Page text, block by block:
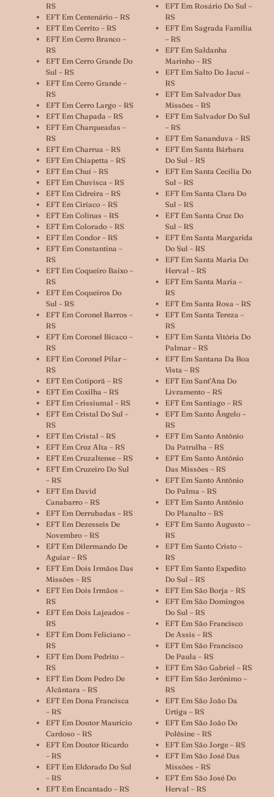
RS
EFT Em Centenário – RS
EFT Em Cerrito – RS
EFT Em Cerro Branco –
RS
EFT Em Cerro Grande Do
Sul – RS
EFT Em Cerro Grande –
RS
EFT Em Cerro Largo – RS
EFT Em Chapada – RS
EFT Em Charqueadas –
RS
EFT Em Charrua – RS
EFT Em Chiapetta – RS
EFT Em Chuí – RS
EFT Em Chuvisca – RS
EFT Em Cidreira – RS
EFT Em Ciríaco – RS
EFT Em Colinas – RS
EFT Em Colorado – RS
EFT Em Condor – RS
EFT Em Constantina –
RS
EFT Em Coqueiro Baixo –
RS
EFT Em Coqueiros Do
Sul – RS
EFT Em Coronel Barros –
RS
EFT Em Coronel Bicaco –
RS
EFT Em Coronel Pilar –
RS
EFT Em Cotiporã – RS
EFT Em Coxilha – RS
EFT Em Crissiumal – RS
EFT Em Cristal Do Sul –
RS
EFT Em Cristal – RS
EFT Em Cruz Alta – RS
EFT Em Cruzaltense – RS
EFT Em Cruzeiro Do Sul
– RS
EFT Em David
Canabarro – RS
EFT Em Derrubadas – RS
EFT Em Dezesseis De
Novembro – RS
EFT Em Dilermando De
Aguiar – RS
EFT Em Dois Irmãos Das
Missões – RS
EFT Em Dois Irmãos –
RS
EFT Em Dois Lajeados –
RS
EFT Em Dom Feliciano –
RS
EFT Em Dom Pedrito –
RS
EFT Em Dom Pedro De
Alcântara – RS
EFT Em Dona Francisca
– RS
EFT Em Doutor Maurício
Cardoso – RS
EFT Em Doutor Ricardo
– RS
EFT Em Eldorado Do Sul
– RS
EFT Em Encantado – RS
EFT Em Rosário Do Sul –
RS
EFT Em Sagrada Família
– RS
EFT Em Saldanha
Marinho – RS
EFT Em Salto Do Jacuí –
RS
EFT Em Salvador Das
Missões – RS
EFT Em Salvador Do Sul
– RS
EFT Em Sananduva – RS
EFT Em Santa Bárbara
Do Sul – RS
EFT Em Santa Cecília Do
Sul – RS
EFT Em Santa Clara Do
Sul – RS
EFT Em Santa Cruz Do
Sul – RS
EFT Em Santa Margarida
Do Sul – RS
EFT Em Santa Maria Do
Herval – RS
EFT Em Santa Maria –
RS
EFT Em Santa Rosa – RS
EFT Em Santa Tereza –
RS
EFT Em Santa Vitória Do
Palmar – RS
EFT Em Santana Da Boa
Vista – RS
EFT Em Sant’Ana Do
Livramento – RS
EFT Em Santiago – RS
EFT Em Santo Ângelo –
RS
EFT Em Santo Antônio
Da Patrulha – RS
EFT Em Santo Antônio
Das Missões – RS
EFT Em Santo Antônio
Do Palma – RS
EFT Em Santo Antônio
Do Planalto – RS
EFT Em Santo Augusto –
RS
EFT Em Santo Cristo –
RS
EFT Em Santo Expedito
Do Sul – RS
EFT Em São Borja – RS
EFT Em São Domingos
Do Sul – RS
EFT Em São Francisco
De Assis – RS
EFT Em São Francisco
De Paula – RS
EFT Em São Gabriel – RS
EFT Em São Jerônimo –
RS
EFT Em São João Da
Urtiga – RS
EFT Em São João Do
Polêsine – RS
EFT Em São Jorge – RS
EFT Em São José Das
Missões – RS
EFT Em São José Do
Herval – RS